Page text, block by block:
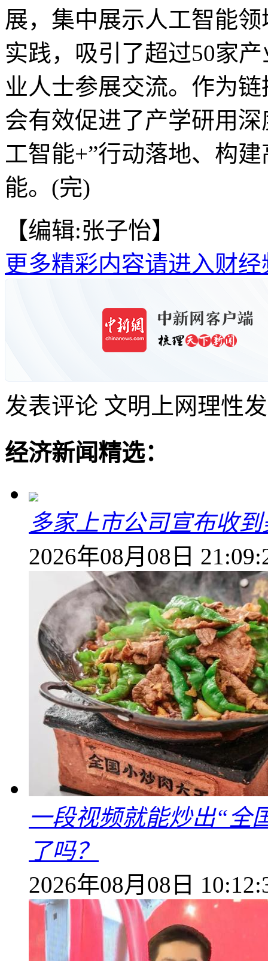
展，集中展示人工智能
实践，吸引了超过50家
业人士参展交流。作为
会有效促进了产学研用
工智能+”行动落地、构
能。(完)
【编辑:张子怡】
更多精彩内容请进入财经
发表评论 文明上网理性
经济新闻精选：
多家上市公司宣布收
2026年08月08日
一段视频就能炒出“全
了吗？
2026年08月08日